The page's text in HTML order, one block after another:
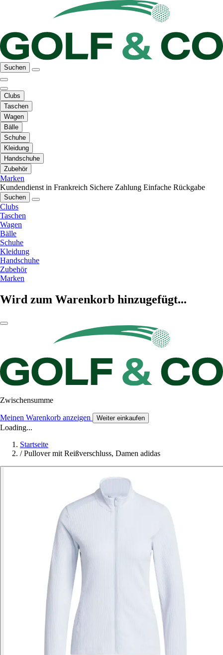
Suchen
Clubs
Taschen
Wagen
Bälle
Schuhe
Kleidung
Handschuhe
Zubehör
Marken
Kundendienst in Frankreich Sichere Zahlung Einfache Rückgabe
Suchen
Clubs
Taschen
Wagen
Bälle
Schuhe
Kleidung
Handschuhe
Zubehör
Marken
Wird zum Warenkorb hinzugefügt...
Zwischensumme
Meinen Warenkorb anzeigen Weiter einkaufen
Loading...
Startseite
/ Pullover mit Reißverschluss, Damen adidas